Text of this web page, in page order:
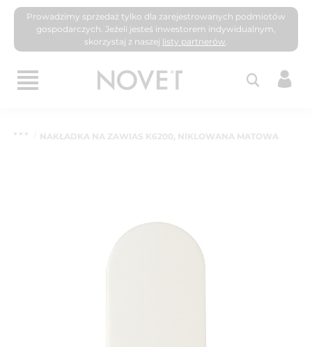
Prowadzimy sprzedaż tylko dla zarejestrowanych podmiotów
gospodarczych. Jeżeli jesteś inwestorem indywidualnym,
skorzystaj z naszej listy partnerów.
NAKŁADKA NA ZAWIAS K6200, NIKLOWANA MATOWA